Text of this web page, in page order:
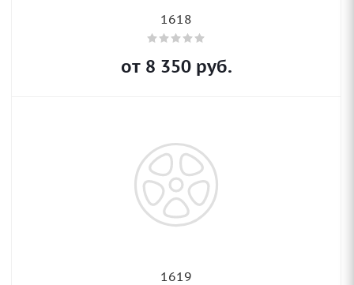
1618
от 8 350руб.
1619